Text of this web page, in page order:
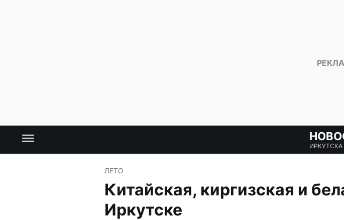
ИРКУТСКА
ЛЕТО
Китайская, киргизская и
Иркутске